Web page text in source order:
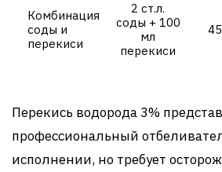
Комбинация
соды и
перекиси
2 ст.л.
соды + 100
мл
перекиси
Перекись водорода 3%
профессиональный
исполнении, но требует